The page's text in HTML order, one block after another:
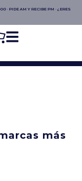
· PIDE AM Y RECIBE PM · ¿ERES
más